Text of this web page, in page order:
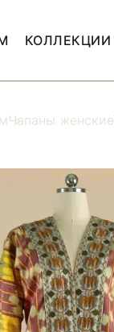
КОЛЛЕКЦИИ
Чапаны женские